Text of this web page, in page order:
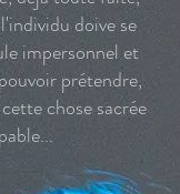
doive se
impersonnel et
prétendre,
chose sacrée